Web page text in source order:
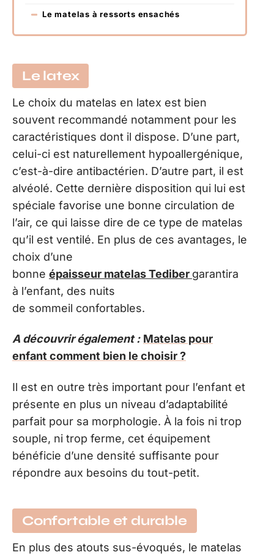
Le matelas à ressorts ensachés
Le latex
Le choix du matelas en latex est bien
souvent recommandé notamment pour les
caractéristiques dont il dispose. D’une part,
celui-ci est naturellement hypoallergénique,
c’est-à-dire antibactérien. D’autre part, il est
alvéolé. Cette dernière disposition qui lui est
spéciale favorise une bonne circulation de
l’air, ce qui laisse dire de ce type de matelas
qu’il est ventilé. En plus de ces avantages, le
choix d’une
bonne épaisseur matelasTediber garantira
à l’enfant, des nuits
de sommeil confortables.
A découvrir également : Matelas pour
enfant comment bien le choisir ?
Il est en outre très important pour l’enfant et
présente en plus un niveau d’adaptabilité
parfait pour sa morphologie. À la fois ni trop
souple, ni trop ferme, cet équipement
bénéficie d’une densité suffisante pour
répondre aux besoins du tout-petit.
Confortable et durable
En plus des atouts sus-évoqués, le matelas